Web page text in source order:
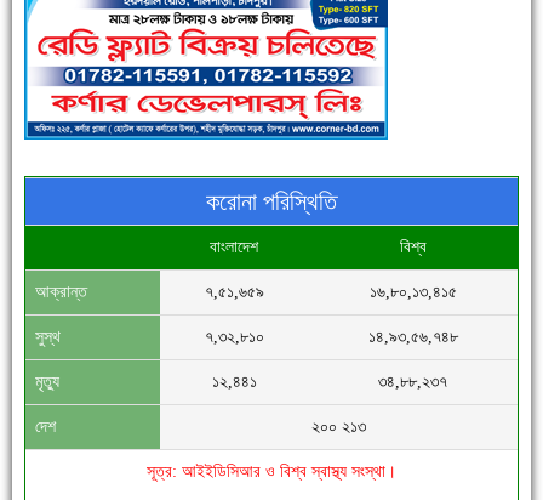
পুলিশ সদস্যদের জন্যে এসপির মৌসুমি ফল উপহার
সিগমা ওয়েল ইন্ডাস্ট্রির মেকানিক ও গ্রাহক সভা
করোনা পরিস্থিতি
বাংলাদেশ বিশ্ব
আক্রান্ত ৭,৫১,৬৫৯ ১৬,৮০,১৩,৪১৫
সুস্থ ৭,৩২,৮১০ ১৪,৯৩,৫৬,৭৪৮
মৃত্যু ১২,৪৪১ ৩৪,৮৮,২৩৭
দেশ ২০০ ২১৩
সূত্র: আইইডিসিআর ও বিশ্ব স্বাস্থ্য সংস্থা।